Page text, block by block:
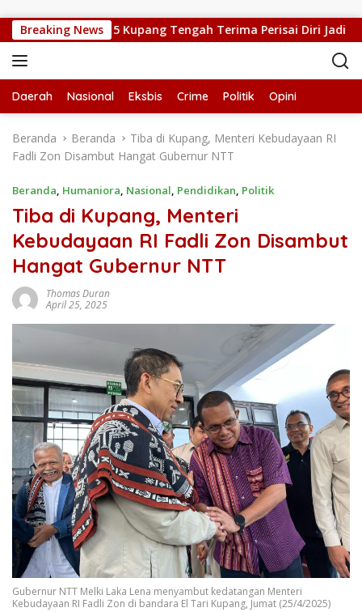
Breaking News
Kepsek SMPN 5 Kupang Tengah Terima Perisai Diri Jadi
Daerah Nasional Eksbis Crime Politik Opini
Beranda Beranda
Tiba di Kupang, Menteri Kebudayaan RI
Fadli Zon Disambut Hangat Gubernur NTT
Beranda, Humaniora, Nasional, Pendidikan, Politik
Tiba di Kupang, Menteri
Kebudayaan RI Fadli Zon Disambut
Hangat Gubernur NTT
Thomas Duran
April 25, 2025
Gubernur NTT Melki Laka Lena menyambut kedatangan Menteri
Kebudayaan RI Fadli Zon di bandara El Tari Kupang, Jumat (25/4/2025)